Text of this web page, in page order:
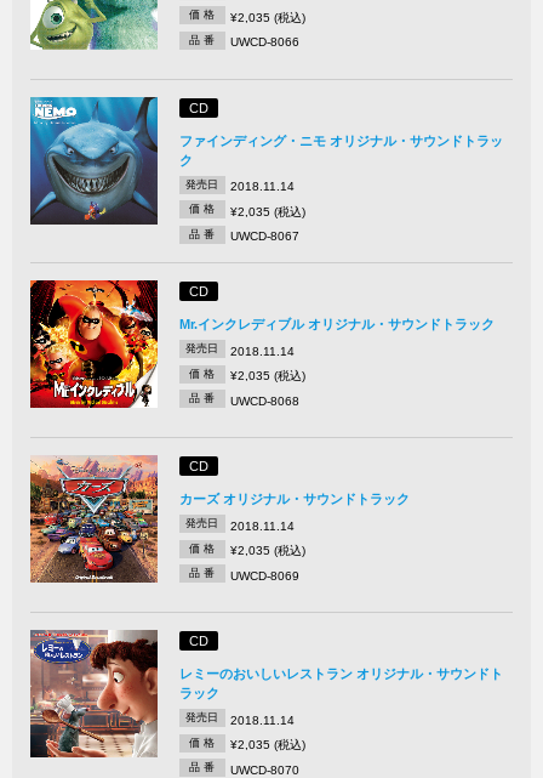
価 格 ¥2,035 (税込)
品 番 UWCD-8066
CD
ファインディング・ニモ オリジナル・サウンドトラッ
ク
発売日 2018.11.14
価 格 ¥2,035 (税込)
品 番 UWCD-8067
CD
Mr.インクレディブル オリジナル・サウンドトラック
発売日 2018.11.14
価 格 ¥2,035 (税込)
品 番 UWCD-8068
CD
カーズ オリジナル・サウンドトラック
発売日 2018.11.14
価 格 ¥2,035 (税込)
品 番 UWCD-8069
CD
レミーのおいしいレストラン オリジナル・サウンドト
ラック
発売日 2018.11.14
価 格 ¥2,035 (税込)
品 番 UWCD-8070